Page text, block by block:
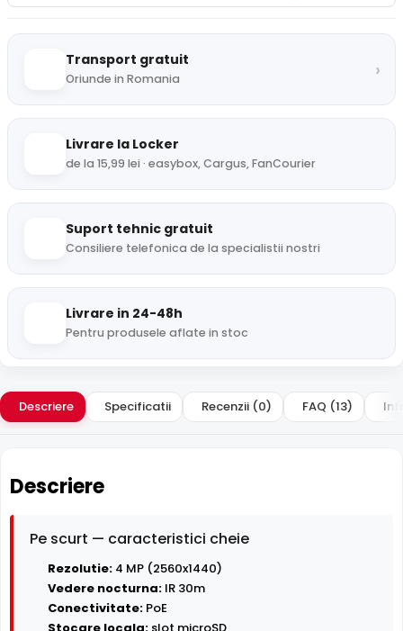
Transport gratuit
Oriunde in Romania ›
Livrare la Locker
de la 15,99 lei · easybox, Cargus, FanCourier
Suport tehnic gratuit
Consiliere telefonica de la specialistii nostri
Livrare in 24-48h
Pentru produsele aflate in stoc
Descriere Specificatii Recenzii (0) FAQ (13)
Descriere
Pe scurt — caracteristici cheie
Rezolutie: 4 MP (2560x1440)
Vedere nocturna: IR 30m
Conectivitate: PoE
Stocare locala: slot microSD